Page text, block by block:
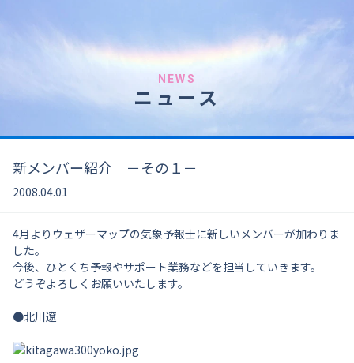
NEWS
ニュース
新メンバー紹介 －その１－
2008.04.01
4月よりウェザーマップの気象予報士に新しいメンバーが加わりま
した。
今後、ひとくち予報やサポート業務などを担当していきます。
どうぞよろしくお願いいたします。
●北川遼